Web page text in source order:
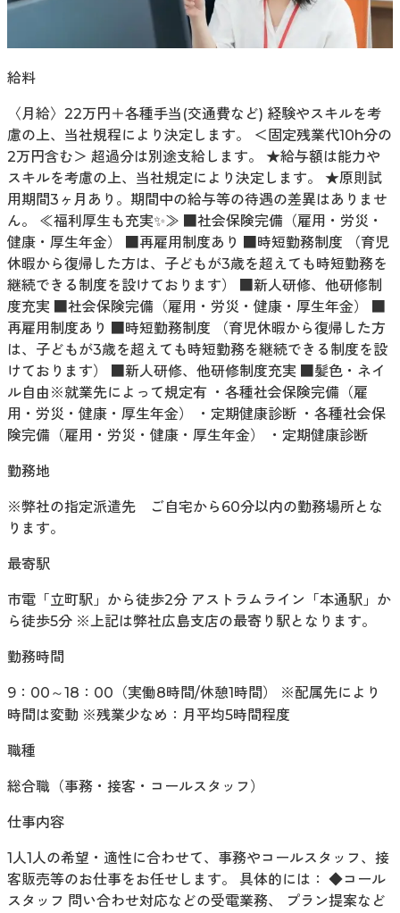
給料
〈月給〉22万円＋各種手当(交通費など) 経験やスキルを考
慮の上、当社規程により決定します。 ＜固定残業代10h分の
2万円含む＞ 超過分は別途支給します。 ★給与額は能力や
スキルを考慮の上、当社規定により決定します。 ★原則試
用期間3ヶ月あり。期間中の給与等の待遇の差異はありませ
ん。 ≪福利厚生も充実✨≫ ■社会保険完備（雇用・労災・
健康・厚生年金） ■再雇用制度あり ■時短勤務制度 （育児
休暇から復帰した方は、子どもが3歳を超えても時短勤務を
継続できる制度を設けております） ■新人研修、他研修制
度充実 ■社会保険完備（雇用・労災・健康・厚生年金） ■
再雇用制度あり ■時短勤務制度 （育児休暇から復帰した方
は、子どもが3歳を超えても時短勤務を継続できる制度を設
けております） ■新人研修、他研修制度充実 ■髪色・ネイ
ル自由※就業先によって規定有 ・各種社会保険完備（雇
用・労災・健康・厚生年金） ・定期健康診断 ・各種社会保
険完備（雇用・労災・健康・厚生年金） ・定期健康診断
勤務地
※弊社の指定派遣先 ご自宅から60分以内の勤務場所とな
ります。
最寄駅
市電「立町駅」から徒歩2分 アストラムライン「本通駅」か
ら徒歩5分 ※上記は弊社広島支店の最寄り駅となります。
勤務時間
9：00～18：00（実働8時間/休憩1時間） ※配属先により
時間は変動 ※残業少なめ：月平均5時間程度
職種
総合職（事務・接客・コールスタッフ）
仕事内容
1人1人の希望・適性に合わせて、事務やコールスタッフ、接
客販売等のお仕事をお任せします。 具体的には： ◆コール
スタッフ 問い合わせ対応などの受電業務、 プラン提案など